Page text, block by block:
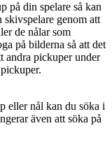
på din spelare så kan
genom att
de nålar som
på bilderna så att det
andra pickuper under
eller nål kan du söka i
även att söka på